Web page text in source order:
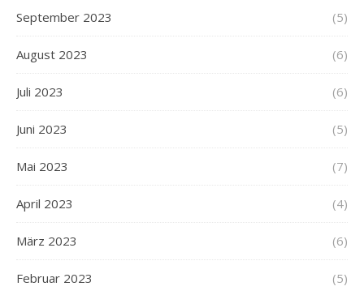
September 2023 (5)
August 2023 (6)
Juli 2023 (6)
Juni 2023 (5)
Mai 2023 (7)
April 2023 (4)
März 2023 (6)
Februar 2023 (5)